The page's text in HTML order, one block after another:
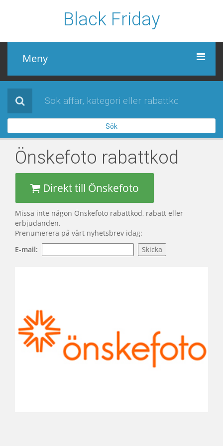
Black Friday
Meny
Black Friday
Alla affärer
Sidor
Sök
Önskefoto rabattkod
Direkt till Önskefoto
Missa inte någon Önskefoto rabattkod, rabatt eller
erbjudanden.
Prenumerera på vårt nyhetsbrev idag:
E-mail: